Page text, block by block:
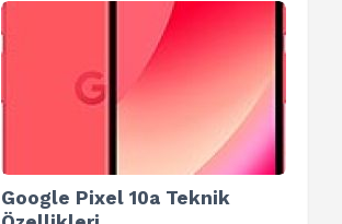
Google Pixel 10a Teknik